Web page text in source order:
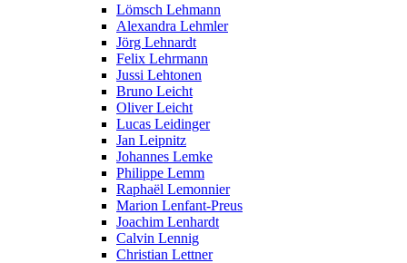
Lömsch Lehmann
Alexandra Lehmler
Jörg Lehnardt
Felix Lehrmann
Jussi Lehtonen
Bruno Leicht
Oliver Leicht
Lucas Leidinger
Jan Leipnitz
Johannes Lemke
Philippe Lemm
Raphaël Lemonnier
Marion Lenfant-Preus
Joachim Lenhardt
Calvin Lennig
Christian Lettner